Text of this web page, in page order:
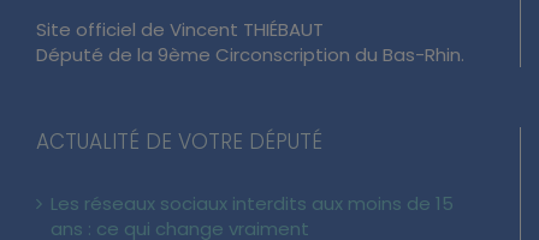
Site officiel de Vincent THIÉBAUT
Député de la 9ème Circonscription du Bas-Rhin.
ACTUALITÉ DE VOTRE DÉPUTÉ
Les réseaux sociaux interdits aux moins de 15
ans : ce qui change vraiment